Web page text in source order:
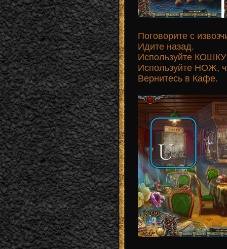
Поговорите с
Идите назад.
Используйте КОШКУ
Используйте НОЖ,
Вернитесь в Кафе.